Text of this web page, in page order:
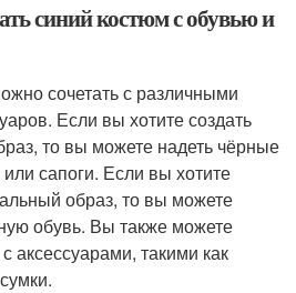
синий костюм с обувью и
сочетать с различными
Если вы хотите создать
то вы можете надеть чёрные
сапоги. Если вы хотите
образ, то вы можете
обувь. Вы также можете
аксессуарами, такими как